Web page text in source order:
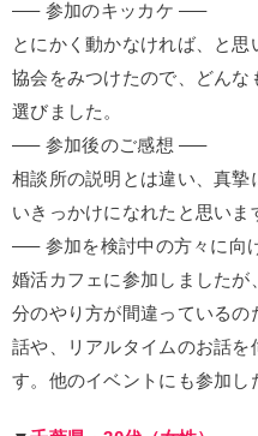
—– 参加のキッカケ —–
とにかく動かなければ、と
協会をみつけたので、どん
選びました。
—– 参加後のご感想 —–
相談所の説明とは違い、真
いきっかけになれたと思いま
—– 参加を検討中の方々に向
婚活カフェに参加しました
分のやり方が間違っている
話や、リアルタイムのお話を
す。他のイベントにも参加し